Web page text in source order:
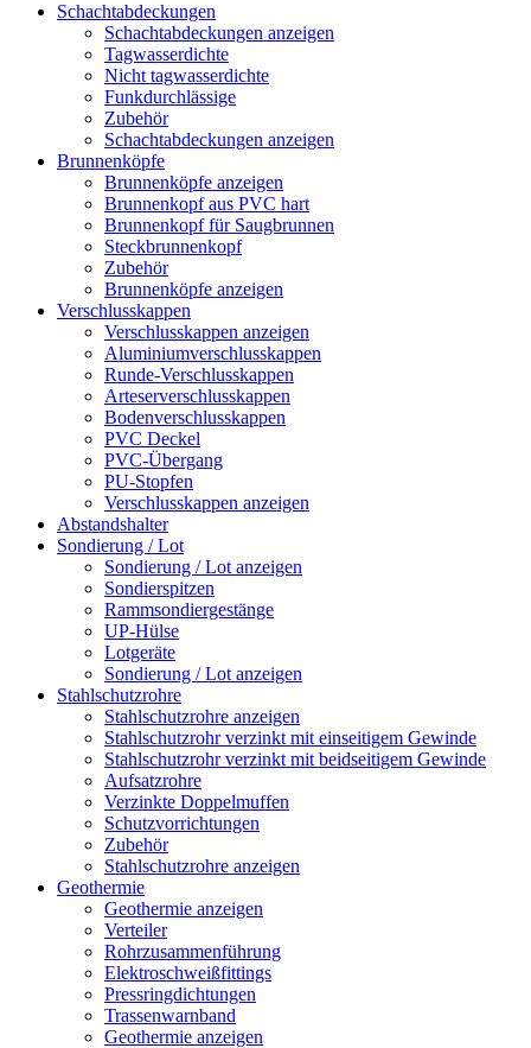
Schachtabdeckungen
Schachtabdeckungen anzeigen
Tagwasserdichte
Nicht tagwasserdichte
Funkdurchlässige
Zubehör
Schachtabdeckungen anzeigen
Brunnenköpfe
Brunnenköpfe anzeigen
Brunnenkopf aus PVC hart
Brunnenkopf für Saugbrunnen
Steckbrunnenkopf
Zubehör
Brunnenköpfe anzeigen
Verschlusskappen
Verschlusskappen anzeigen
Aluminiumverschlusskappen
Runde-Verschlusskappen
Arteserverschlusskappen
Bodenverschlusskappen
PVC Deckel
PVC-Übergang
PU-Stopfen
Verschlusskappen anzeigen
Abstandshalter
Sondierung / Lot
Sondierung / Lot anzeigen
Sondierspitzen
Rammsondiergestänge
UP-Hülse
Lotgeräte
Sondierung / Lot anzeigen
Stahlschutzrohre
Stahlschutzrohre anzeigen
Stahlschutzrohr verzinkt mit einseitigem Gewinde
Stahlschutzrohr verzinkt mit beidseitigem Gewinde
Aufsatzrohre
Verzinkte Doppelmuffen
Schutzvorrichtungen
Zubehör
Stahlschutzrohre anzeigen
Geothermie
Geothermie anzeigen
Verteiler
Rohrzusammenführung
Elektroschweißfittings
Pressringdichtungen
Trassenwarnband
Geothermie anzeigen